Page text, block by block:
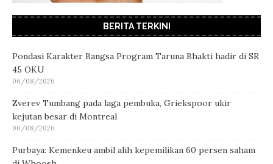
BERITA TERKINI
Pondasi Karakter Bangsa Program Taruna Bhakti hadir di SR
45 OKU
06/08/2026
Zverev Tumbang pada laga pembuka, Griekspoor ukir
kejutan besar di Montreal
06/08/2026
Purbaya: Kemenkeu ambil alih kepemilikan 60 persen saham